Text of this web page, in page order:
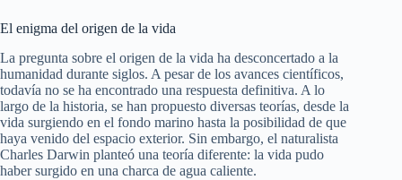
El enigma del origen de la vida
La pregunta sobre el origen de la vida ha desconcertado a la
humanidad durante siglos. A pesar de los avances científicos,
todavía no se ha encontrado una respuesta definitiva. A lo
largo de la historia, se han propuesto diversas teorías, desde la
vida surgiendo en el fondo marino hasta la posibilidad de que
haya venido del espacio exterior. Sin embargo, el naturalista
Charles Darwin planteó una teoría diferente: la vida pudo
haber surgido en una charca de agua caliente.